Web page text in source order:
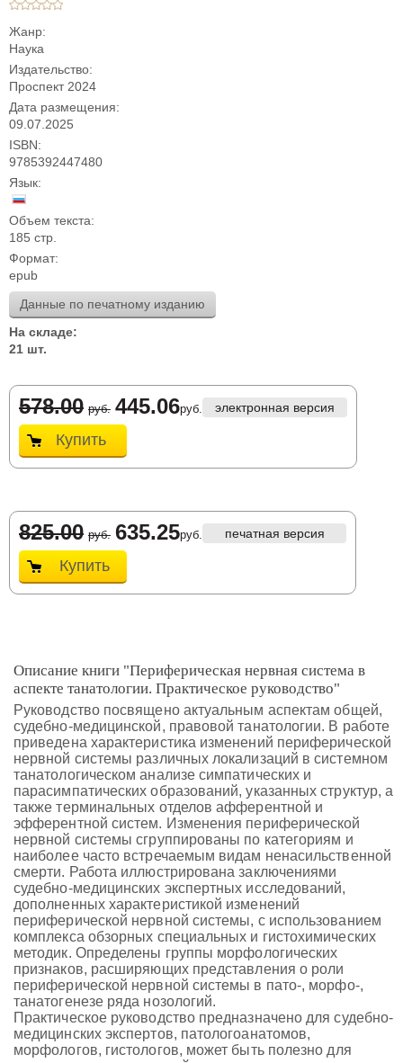
Жанр:
Наука
Издательство:
Проспект 2024
Дата размещения:
09.07.2025
ISBN:
9785392447480
Язык:
Объем текста:
185 стр.
Формат:
epub
Данные по печатному изданию
На складе:
21 шт.
578.00 руб. 445.06руб. электронная версия
Купить
825.00 руб. 635.25руб. печатная версия
Купить
Описание книги "Периферическая нервная система в
аспекте танатологии. Практическое руководство"
Руководство посвящено актуальным аспектам общей,
судебно-медицинской, правовой танатологии. В работе
приведена характеристика изменений периферической
нервной системы различных локализаций в системном
танатологическом анализе симпатических и
парасимпатических образований, указанных структур, а
также терминальных отделов афферентной и
эфферентной систем. Изменения периферической
нервной системы сгруппированы по категориям и
наиболее часто встречаемым видам ненасильственной
смерти. Работа иллюстрирована заключениями
судебно-медицинских экспертных исследований,
дополненных характеристикой изменений
периферической нервной системы, с использованием
комплекса обзорных специальных и гистохимических
методик. Определены группы морфологических
признаков, расширяющих представления о роли
периферической нервной системы в пато-, морфо-,
танатогенезе ряда нозологий.
Практическое руководство предназначено для судебно-
медицинских экспертов, патологоанатомов,
морфологов, гистологов, может быть полезно для